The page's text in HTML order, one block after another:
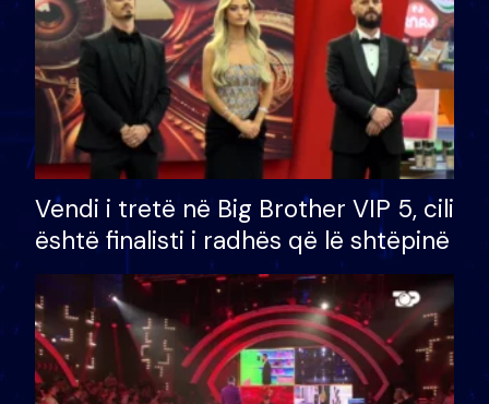
Vendi i tretë në Big Brother VIP 5, cili
është finalisti i radhës që lë shtëpinë